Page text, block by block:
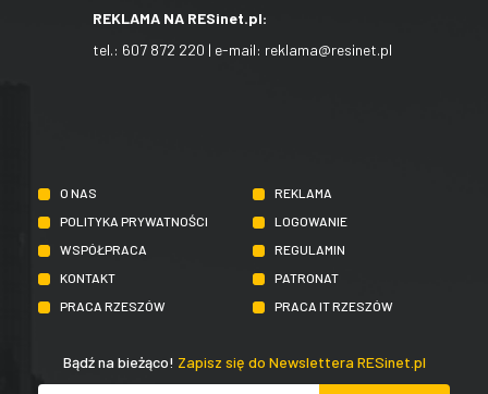
REKLAMA NA RESinet.pl:
tel.: 607 872 220 | e-mail: reklama@resinet.pl
O NAS
REKLAMA
POLITYKA PRYWATNOŚCI
LOGOWANIE
WSPÓŁPRACA
REGULAMIN
KONTAKT
PATRONAT
PRACA RZESZÓW
PRACA IT RZESZÓW
Bądź na bieżąco! Zapisz się do Newslettera RESinet.pl